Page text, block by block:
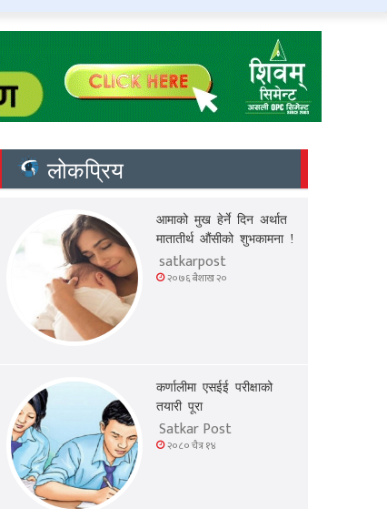
लोकप्रिय
आमाको मुख हेर्ने दिन अर्थात
मातातीर्थ औंसीको शुभकामना !
satkarpost
२०७६ बैशाख २०
कर्णालीमा एसईई परीक्षाको
तयारी पूरा
Satkar Post
२०८० चैत्र १४